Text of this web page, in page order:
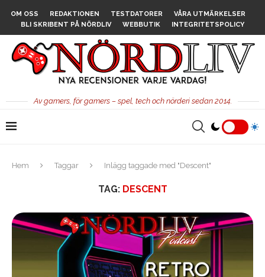
OM OSS REDAKTIONEN TESTDATORER
VÅRA UTMÄRKELSER
BLI SKRIBENT PÅ NÖRDLIV
WEBBUTIK INTEGRITETSPOLICY
Av gamers, för gamers – spel, tech och nörderi sedan 2014.
Hem Taggar Inlägg taggade med "Descent"
TAG: DESCENT